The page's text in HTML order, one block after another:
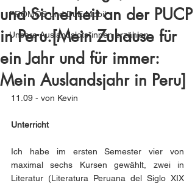
PROMOS und DuE Mobil
Unsere Auslandslots*innen erzählen
und Sicherheit an der PUCP
in Peru.[Mein Zuhause für
ein Jahr und für immer:
Mein Auslandsjahr in Peru]
11.09 - von Kevin
Unterricht
Ich habe im ersten Semester vier von
maximal sechs Kursen gewählt, zwei in
Literatur (Literatura Peruana del Siglo XIX